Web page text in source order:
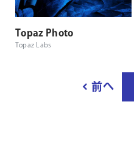
Topaz Photo
Topaz Labs
前へ